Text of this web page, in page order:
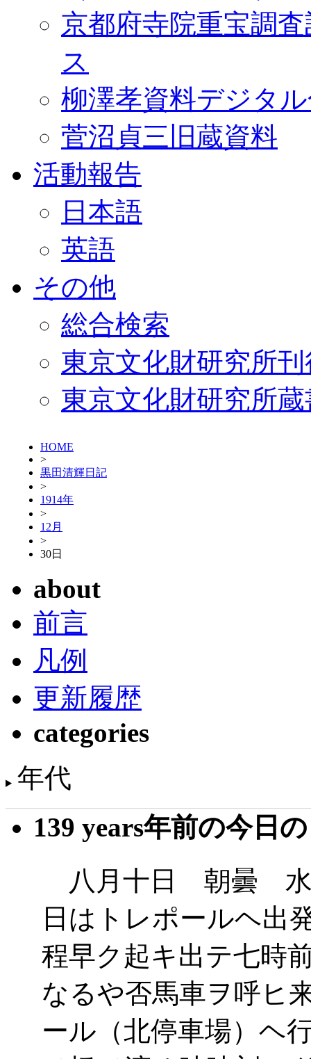
京都府寺院重宝調
ス
柳澤孝資料デジタ
菅沼貞三旧蔵資料
活動報告
日本語
英語
その他
総合検索
東京文化財研究所
東京文化財研究所
HOME
>
黒田清輝日記
>
1914年
>
12月
>
30日
about
前言
凡例
更新履歴
categories
年代
139 years年前の今日
八月十日 朝曇 水
日はトレポールヘ出
程早ク起キ出テ七時
なるや否馬車ヲ呼ヒ
ール（北停車場）ヘ